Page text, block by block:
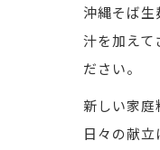
沖縄そば
汁を加えて
ださい。
新しい家
日々の献立